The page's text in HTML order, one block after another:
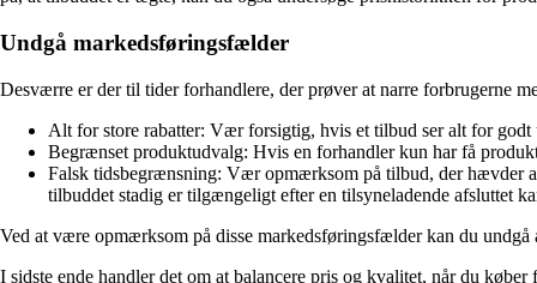
Undgå markedsføringsfælder
Desværre er der til tider forhandlere, der prøver at narre forbrugerne
Alt for store rabatter: Vær forsigtig, hvis et tilbud ser alt for
Begrænset produktudvalg: Hvis en forhandler kun har få
Falsk tidsbegrænsning: Vær opmærksom på tilbud, der hævder
tilbuddet stadig er tilgængeligt efter en tilsyneladende afsluttet
Ved at være opmærksom på disse markedsføringsfælder kan du
I sidste ende handler det om at balancere pris og kvalitet, når du